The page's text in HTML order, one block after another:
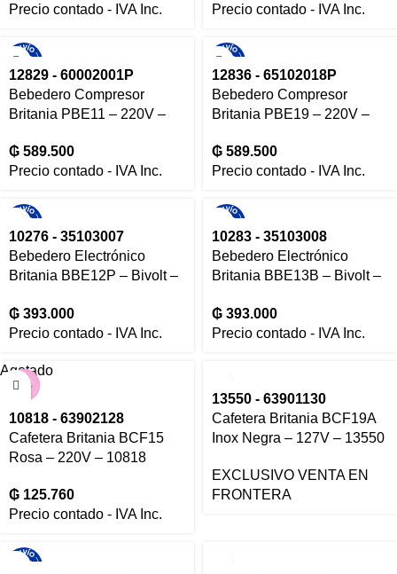
Precio contado - IVA Inc.
Precio contado - IVA Inc.
12829 - 60002001P
Bebedero Compresor
Britania PBE11 – 220V –
₲ 589.500
Precio contado - IVA Inc.
12836 - 65102018P
Bebedero Compresor
Britania PBE19 – 220V –
₲ 589.500
Precio contado - IVA Inc.
10276 - 35103007
Bebedero Electrónico
Britania BBE12P – Bivolt –
₲ 393.000
Precio contado - IVA Inc.
10283 - 35103008
Bebedero Electrónico
Britania BBE13B – Bivolt –
₲ 393.000
Precio contado - IVA Inc.
Agotado
10818 - 63902128
Cafetera Britania BCF15
Rosa – 220V – 10818
₲ 125.760
Precio contado - IVA Inc.
13550 - 63901130
Cafetera Britania BCF19A
Inox Negra – 127V – 13550
EXCLUSIVO VENTA EN
FRONTERA